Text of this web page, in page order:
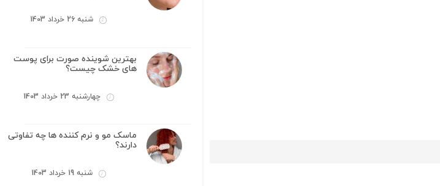
شنبه 26 خرداد 1403
بهترین شوینده صورت برای پوست
های خشک چیست؟
چهارشنبه 23 خرداد 1403
ماسک مو و نرم کننده ها چه تفاوتی
دارند؟
شنبه 19 خرداد 1403